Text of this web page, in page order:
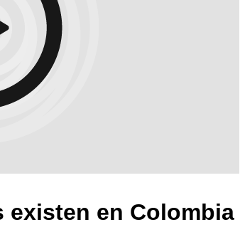
existen en Colombia